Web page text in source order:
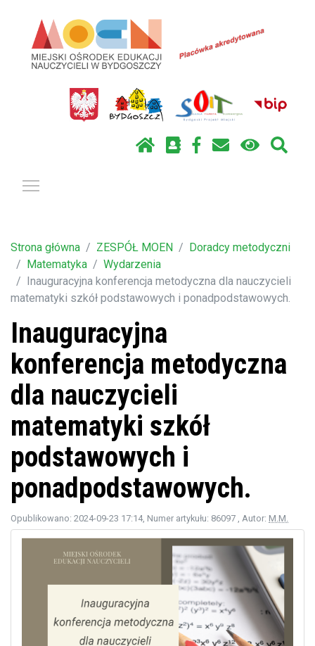
Strona główna ZESPÓŁ MOEN
Doradcy metodyczni
Matematyka
Wydarzenia
Inauguracyjna konferencja metodyczna dla nauczycieli
matematyki szkół podstawowych i ponadpodstawowych.
Inauguracyjna
konferencja metodyczna
dla nauczycieli
matematyki szkół
podstawowych i
ponadpodstawowych.
Opublikowano: 2024-09-23 17:14, Numer artykułu: 86097 , Autor: M.M.